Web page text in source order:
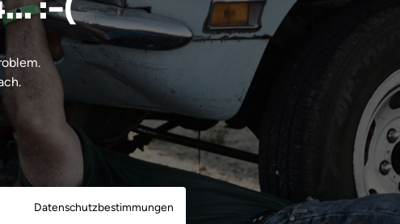
Datenschutzbestimmungen